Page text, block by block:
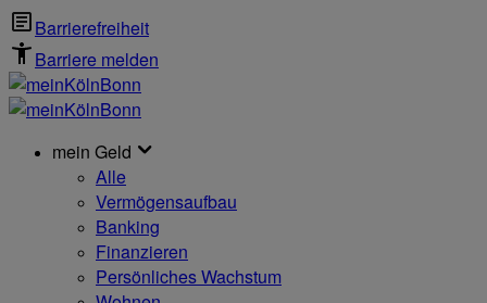
Barrierefreiheit
Barriere melden
mein Geld
Alle
Vermögensaufbau
Banking
Finanzieren
Persönliches Wachstum